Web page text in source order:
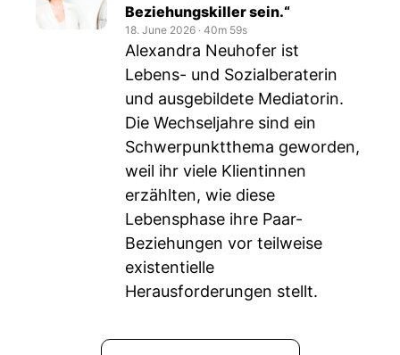
Beziehungskiller sein.“
18. June 2026 ‧ 40m 59s
Alexandra Neuhofer ist
Lebens- und Sozialberaterin
und ausgebildete Mediatorin.
Die Wechseljahre sind ein
Schwerpunktthema geworden,
weil ihr viele Klientinnen
erzählten, wie diese
Lebensphase ihre Paar-
Beziehungen vor teilweise
existentielle
Herausforderungen stellt.